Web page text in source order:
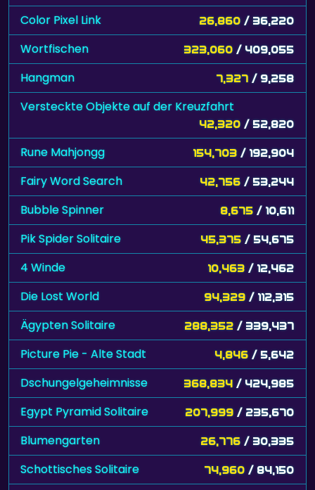
Color Pixel Link 26,860 / 36,220
Wortfischen 323,060 / 409,055
Hangman 7,327 / 9,258
Versteckte Objekte auf der Kreuzfahrt
42,320 / 52,820
Rune Mahjongg 154,703 / 192,904
Fairy Word Search 42,756 / 53,244
Bubble Spinner 8,675 / 10,611
Pik Spider Solitaire 45,375 / 54,675
4 Winde 10,463 / 12,462
Die Lost World 94,329 / 112,315
Ägypten Solitaire 288,352 / 339,437
Picture Pie - Alte Stadt 4,846 / 5,642
Dschungelgeheimnisse 368,834 / 424,985
Egypt Pyramid Solitaire 207,999 / 235,670
Blumengarten 26,776 / 30,335
Schottisches Solitaire 74,960 / 84,150